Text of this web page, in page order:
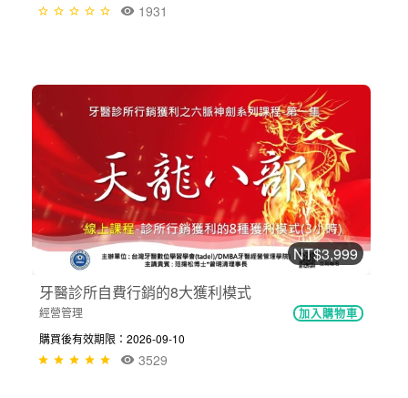
1931
NT$3,999
牙醫診所自費行銷的8大獲利模式
經營管理 加入購物車
購買後有效期限：2026-09-10
3529